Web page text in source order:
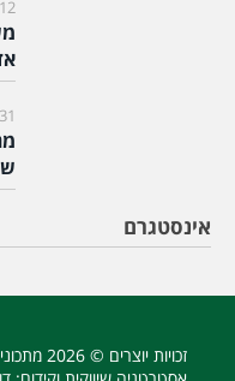
12 ינואר, 2014
31 מאי, 2015
אינסטגרם
זכויות יוצרים © 2026